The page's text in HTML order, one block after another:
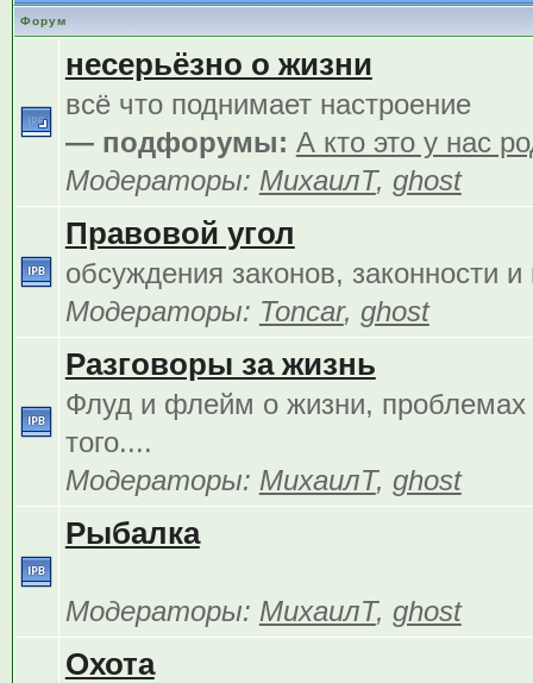
Форум
несерьёзно о жизни
всё что поднимает настроение
— подфорумы: А кто это у нас
Модераторы: МихаилТ, ghost
Правовой угол
обсуждения законов, законности и
Модераторы: Toncar, ghost
Разговоры за жизнь
Флуд и флейм о жизни, проблемах
того....
Модераторы: МихаилТ, ghost
Рыбалка
Модераторы: МихаилТ, ghost
Охота